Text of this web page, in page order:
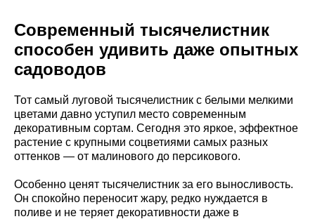
Современный тысячелистник
способен удивить даже опытных
садоводов
Тот самый луговой тысячелистник с белыми мелкими
цветами давно уступил место современным
декоративным сортам. Сегодня это яркое, эффектное
растение с крупными соцветиями самых разных
оттенков — от малинового до персикового.
Особенно ценят тысячелистник за его выносливость.
Он спокойно переносит жару, редко нуждается в
поливе и не теряет декоративности даже в